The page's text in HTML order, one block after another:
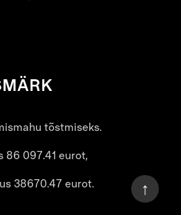
tõstmiseks.
86 097.41 eurot,
38670.47 eurot. ↑